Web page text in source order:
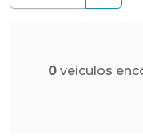
0 veículos